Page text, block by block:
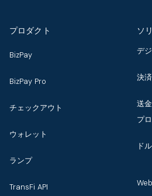
プロダクト
BizPay
BizPay Pro
チェックアウト
ウォレット
ランプ
TransFi API
ソ
デ
決
送
プ
ド